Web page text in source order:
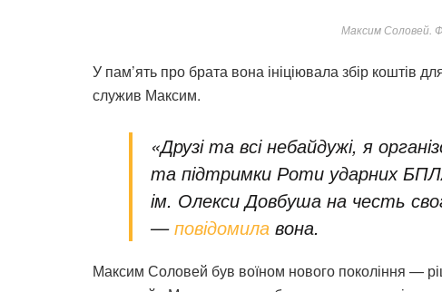
Мaксим Соловей.
У пам’ять про брата вона ініціювала збір коштів
служив Максим.
«Друзі та всі небайдужі, я
та підтримки Роти ударних
ім. Олекси Довбуша на честь
—повідомила вона.
Максим Соловей був воїном нового покоління —